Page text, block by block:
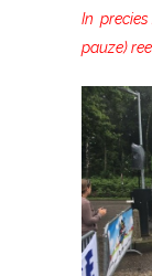
In precies
pauze)